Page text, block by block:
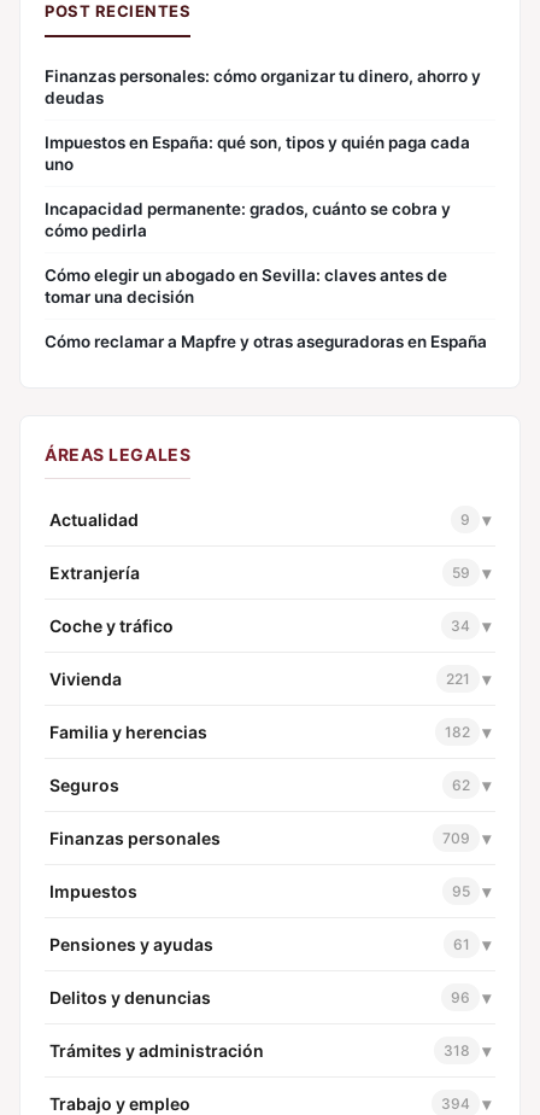
POST RECIENTES
Finanzas personales: cómo organizar tu dinero, ahorro y
deudas
Impuestos en España: qué son, tipos y quién paga cada
uno
Incapacidad permanente: grados, cuánto se cobra y
cómo pedirla
Cómo elegir un abogado en Sevilla: claves antes de
tomar una decisión
Cómo reclamar a Mapfre y otras aseguradoras en España
ÁREAS LEGALES
Actualidad 9 ▾
Extranjería 59 ▾
Coche y tráfico 34 ▾
Vivienda 221 ▾
Familia y herencias 182 ▾
Seguros 62 ▾
Finanzas personales 709 ▾
Impuestos 95 ▾
Pensiones y ayudas 61 ▾
Delitos y denuncias 96 ▾
Trámites y administración 318 ▾
Trabajo y empleo 394 ▾